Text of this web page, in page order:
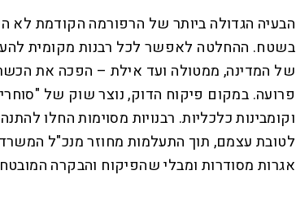
​הבעיה הגדולה ביותר של הרפורמה הקודמת לא
בשטח. ההחלטה לאפשר לכל רבנות מקומית
של המדינה, ממטולה ועד אילת – הפכה את
פרועה. במקום פיקוח הדוק, נוצר שוק של
וקומבינות כלכליות. רבנויות מסוימות החלו
לטובת עצמם, תוך התעלמות מחוזר מנכ"ל
אגרות מסודרות ומבלי שהפיקוח והבקרה